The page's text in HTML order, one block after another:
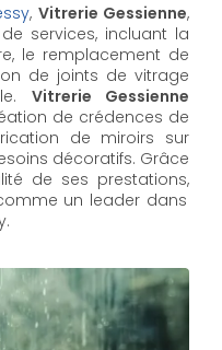
, Vitrerie Gessienne,
services, incluant la
le remplacement de
de joints de vitrage
Vitrerie Gessienne
de crédences de
de miroirs sur
décoratifs. Grâce
de ses prestations,
un leader dans